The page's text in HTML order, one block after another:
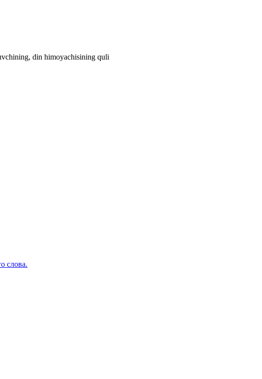
din himoyachisining quli
слова.